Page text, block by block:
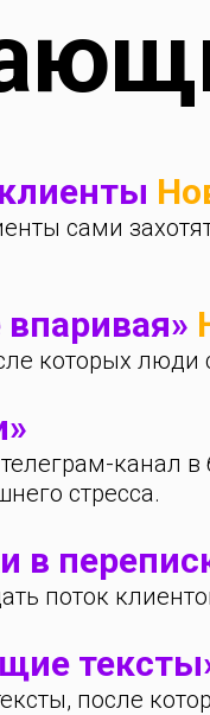
сами
которых люди
канал
стресса.
в
поток
после